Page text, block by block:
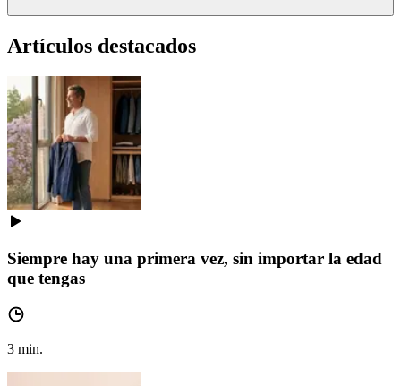
Artículos destacados
Siempre hay una primera vez, sin importar la edad
que tengas
3 min.